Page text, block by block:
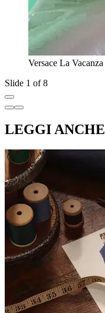
Versace La Vacanza
Slide 1 of 8
LEGGI ANCHE